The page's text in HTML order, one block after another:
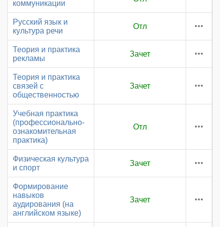
коммуникации
Русский язык и
культура речи
Отл
Теория и практика
рекламы
Зачет
Теория и практика
связей с
общественностью
Зачет
Учебная практика
(профессионально-
ознакомительная
практика)
Отл
Физическая культура
и спорт
Зачет
Формирование
навыков
аудирования (на
английском языке)
Зачет